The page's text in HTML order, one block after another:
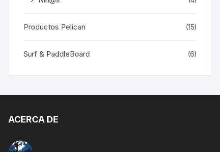
Productos Pelican (15)
Surf & PaddleBoard (6)
ACERCA DE